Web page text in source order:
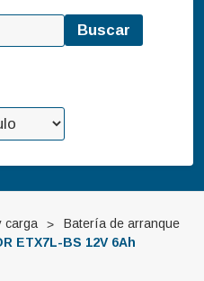
Buscar
carga
Batería de arranque
ETX7L-BS 12V 6Ah